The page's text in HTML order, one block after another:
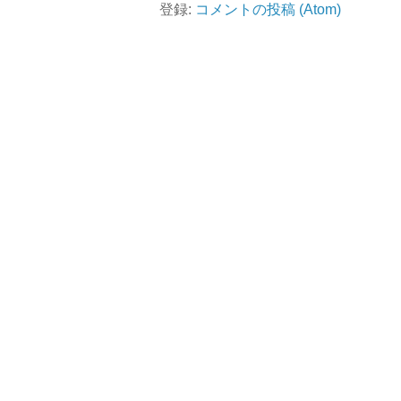
登録: コメントの投稿 (Atom)